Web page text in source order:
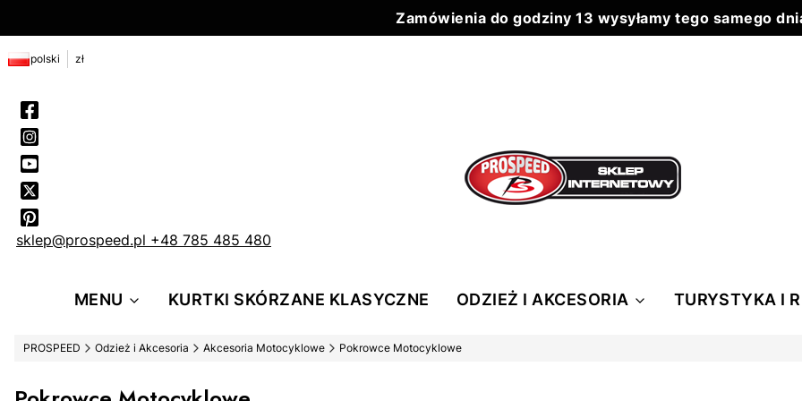
Zamówienia do godziny 13 wysyłamy tego samego
polski zł
sklep@prospeed.pl +48 785 485 480
MENU KURTKI SKÓRZANE KLASYCZNE ODZIEŻ I AKCESORIA TURYSTYKA I
PROSPEED Odzież i Akcesoria Akcesoria Motocyklowe Pokrowce Motocyklowe